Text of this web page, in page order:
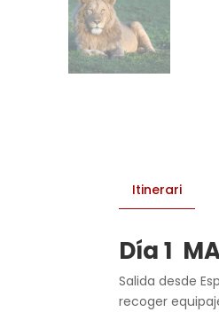
Itinerari
Día 1
Salida desde
recoger